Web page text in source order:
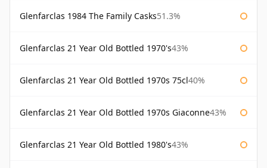
Glenfarclas 1984 The Family Casks51.3%
Glenfarclas 21 Year Old Bottled 1970's43%
Glenfarclas 21 Year Old Bottled 1970s 75cl40%
Glenfarclas 21 Year Old Bottled 1970s Giaconne43%
Glenfarclas 21 Year Old Bottled 1980's43%